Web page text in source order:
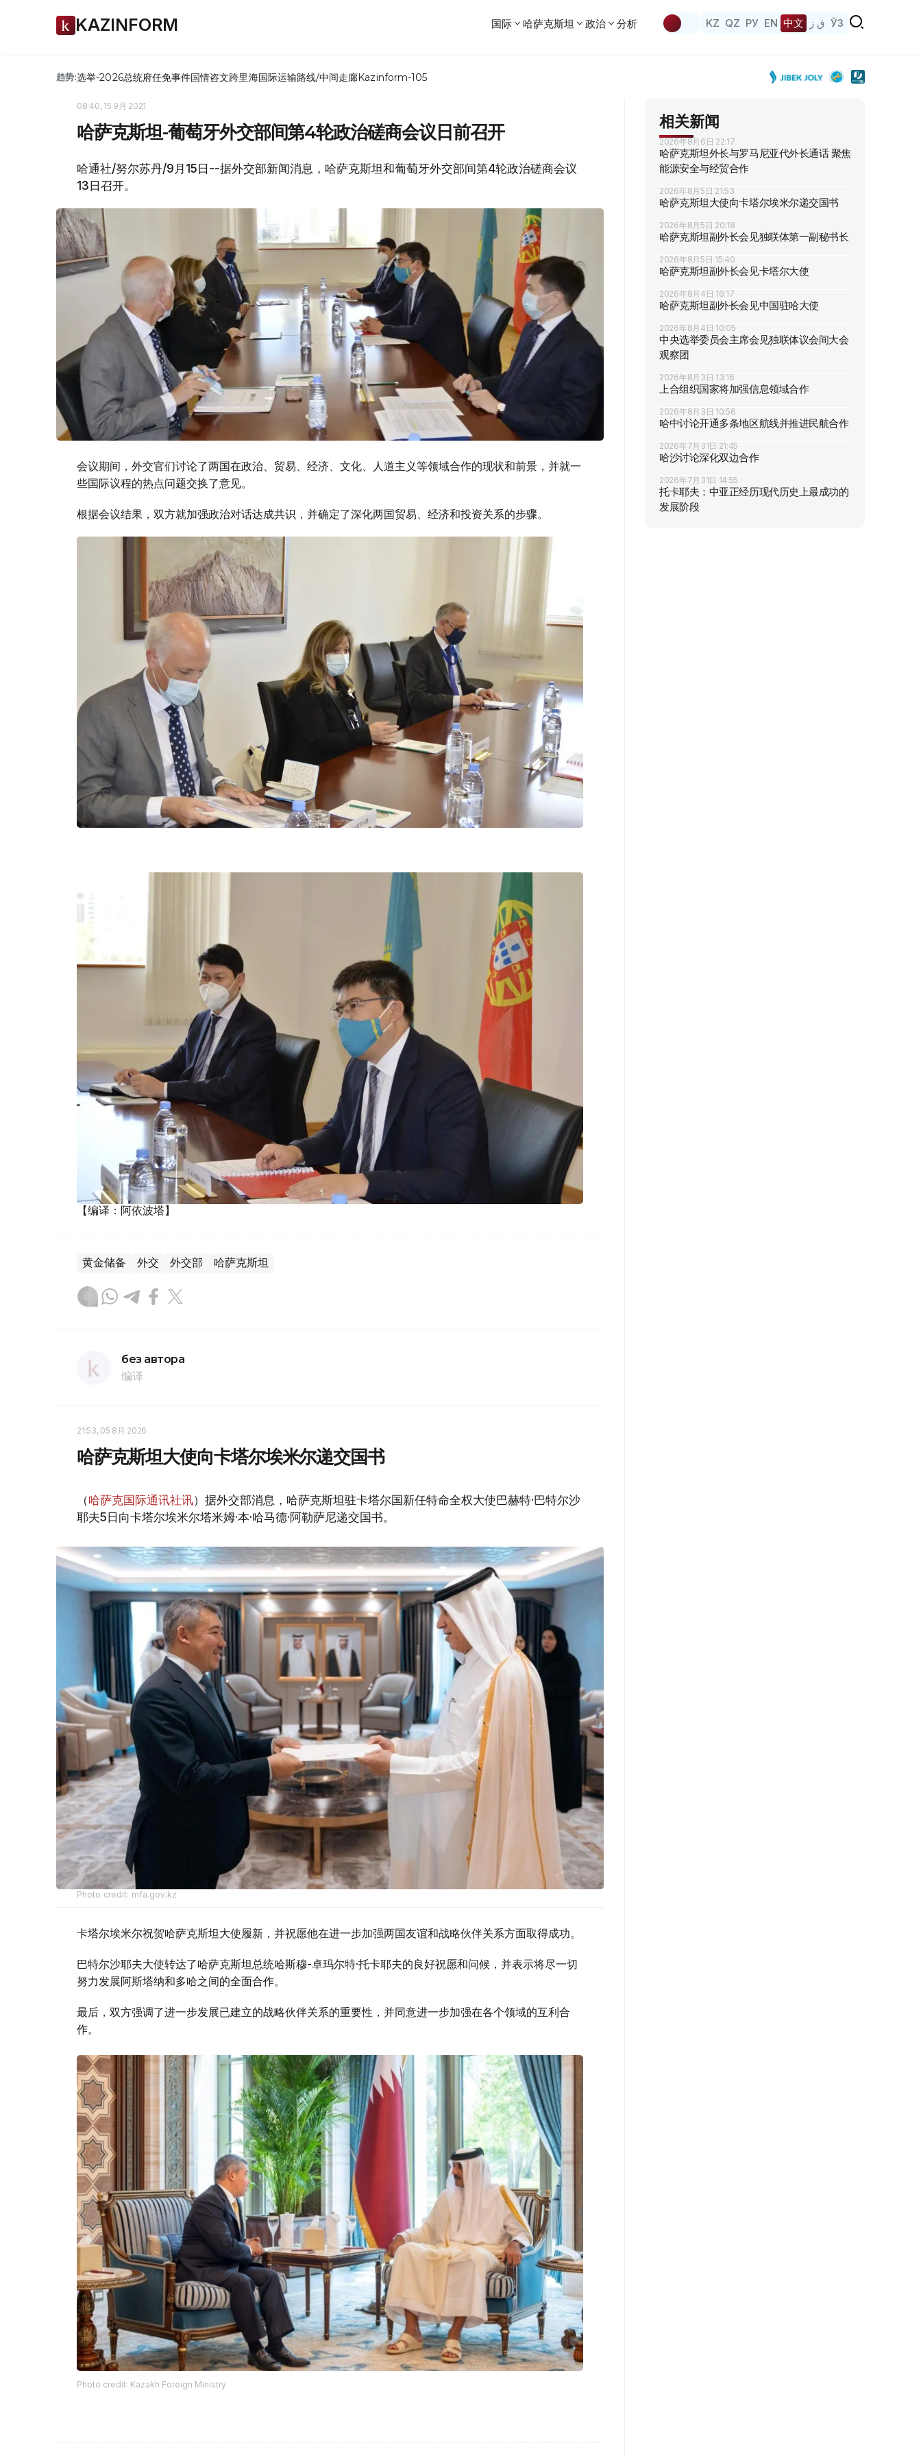
KAZINFORM 国际 哈萨克斯坦 政治 分析 KZ QZ РУ EN 中文 ق ز ЎЗ
趋势:选举-2026总统府任免事件国情咨文跨里海国际运输路线/中间走廊Kazinform-105
08:40, 15 9月 2021
哈萨克斯坦-葡萄牙外交部间第4轮政治磋商会议日前召开
哈通社/努尔苏丹/9月15日--据外交部新闻消息，哈萨克斯坦和葡萄牙外交部间第4轮政治磋商会议
13日召开。
会议期间，外交官们讨论了两国在政治、贸易、经济、文化、人道主义等领域合作的现状和前景，并就一
些国际议程的热点问题交换了意见。
根据会议结果，双方就加强政治对话达成共识，并确定了深化两国贸易、经济和投资关系的步骤。
【编译：阿依波塔】
黄金储备 外交 外交部 哈萨克斯坦
без автора
编译
21:53, 05 8月 2026
哈萨克斯坦大使向卡塔尔埃米尔递交国书
（哈萨克国际通讯社讯）据外交部消息，哈萨克斯坦驻卡塔尔国新任特命全权大使巴赫特·巴特尔沙
耶夫5日向卡塔尔埃米尔塔米姆·本·哈马德·阿勒萨尼递交国书。
Photo credit: mfa.gov.kz
卡塔尔埃米尔祝贺哈萨克斯坦大使履新，并祝愿他在进一步加强两国友谊和战略伙伴关系方面取得成功。
巴特尔沙耶夫大使转达了哈萨克斯坦总统哈斯穆-卓玛尔特·托卡耶夫的良好祝愿和问候，并表示将尽一切
努力发展阿斯塔纳和多哈之间的全面合作。
最后，双方强调了进一步发展已建立的战略伙伴关系的重要性，并同意进一步加强在各个领域的互利合
作。
Photo credit: Kazakh Foreign Ministry
相关新闻
2026年8月6日 22:17
哈萨克斯坦外长与罗马尼亚代外长通话 聚焦
能源安全与经贸合作
2026年8月5日 21:53
哈萨克斯坦大使向卡塔尔埃米尔递交国书
2026年8月5日 20:18
哈萨克斯坦副外长会见独联体第一副秘书长
2026年8月5日 15:40
哈萨克斯坦副外长会见卡塔尔大使
2026年8月4日 16:17
哈萨克斯坦副外长会见中国驻哈大使
2026年8月4日 10:05
中央选举委员会主席会见独联体议会间大会
观察团
2026年8月3日 13:16
上合组织国家将加强信息领域合作
2026年8月3日 10:56
哈中讨论开通多条地区航线并推进民航合作
2026年7月31日 21:45
哈沙讨论深化双边合作
2026年7月31日 14:55
托卡耶夫：中亚正经历现代历史上最成功的
发展阶段